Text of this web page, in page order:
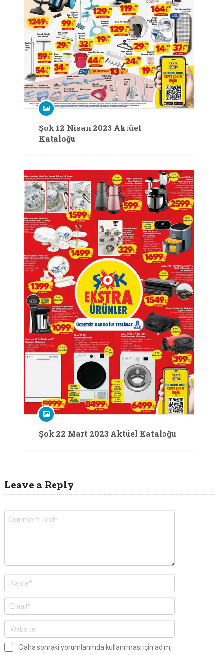
Şok 12 Nisan 2023 Aktüel
Kataloğu
Şok 22 Mart 2023 Aktüel Kataloğu
Leave a Reply
Daha sonraki yorumlarımda kullanılması için adım,